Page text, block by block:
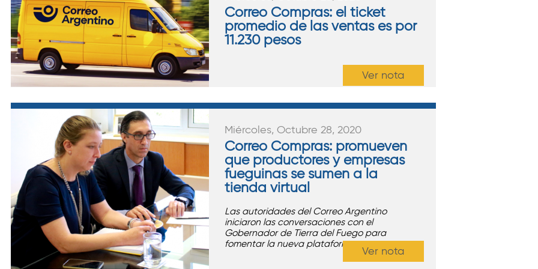
Correo Compras: el ticket
promedio de las ventas es por
11.230 pesos
Ver nota
Miércoles, Octubre 28, 2020
Correo Compras: promueven
que productores y empresas
fueguinas se sumen a la
tienda virtual
Las autoridades del Correo Argentino
iniciaron las conversaciones con el
Gobernador de Tierra del Fuego para
fomentar la nueva plataforma.
Ver nota